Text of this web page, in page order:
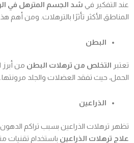
عند التفكير في شد الجسم المترهل في
المناطق الأكثر تأثرًا بالترهلات. ومن أهم
البطن
تعتبر التخلص من ترهلات البطن من أبرز
الحمل، حيث تفقد العضلات والجلد مرونتها.
الذراعين
تظهر ترهلات الذراعين بسبب تراكم
علاج ترهلات الذراعين باستخدام تقنيات